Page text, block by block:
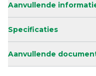
Aanvullende
Specificaties
Aanvullende